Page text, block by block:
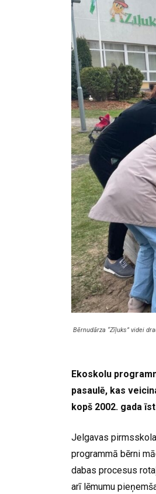
Bērnudārza “Zīļuks” videi
Ekoskolu
pasaulē, kas
kopš 2002. gada
Jelgavas
programmā bērni
dabas procesus
arī lēmumu